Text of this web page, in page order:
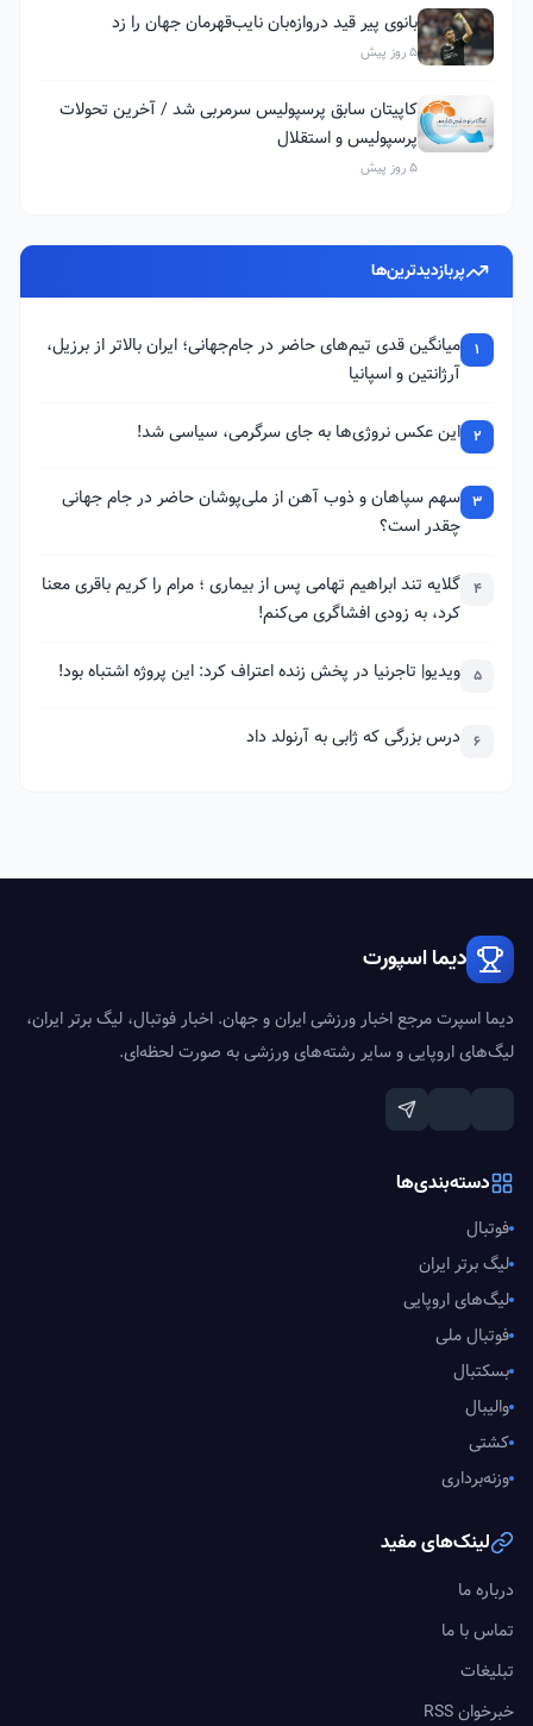
بانوی پیر قید دروازه‌بان نایب‌قهرمان جهان را زد
5 روز پیش
کاپیتان سابق پرسپولیس سرمربی شد / آخرین تحولات
پرسپولیس و استقلال
5 روز پیش
پربازدیدترین‌ها
1
میانگین قدی تیم‌های حاضر در جام‌جهانی؛ ایران بالاتر از برزیل،
آرژانتین و اسپانیا
2 این عکس نروژی‌ها به جای سرگرمی، سیاسی شد!
3 سهم سپاهان و ذوب آهن از ملی‌پوشان حاضر در جام جهانی
چقدر است؟
4 گلایه تند ابراهیم تهامی پس از بیماری ؛ مرام را کریم باقری معنا
کرد، به زودی افشاگری می‌کنم!
5 ویدیو| تاجرنیا در پخش زنده اعتراف کرد: این پروژه اشتباه بود!
6 درس بزرگی که ژابی به آرنولد داد
دیما اسپورت
دیما اسپرت مرجع اخبار ورزشی ایران و جهان. اخبار فوتبال، لیگ برتر ایران،
لیگ‌های اروپایی و سایر رشته‌های ورزشی به صورت لحظه‌ای.
دسته‌بندی‌ها
فوتبال
لیگ برتر ایران
لیگ‌های اروپایی
فوتبال ملی
بسکتبال
والیبال
کشتی
وزنه‌برداری
لینک‌های مفید
درباره ما
تماس با ما
تبلیغات
خبرخوان RSS